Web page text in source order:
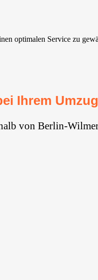
optimalen Service zu
Ihrem
von Berlin-